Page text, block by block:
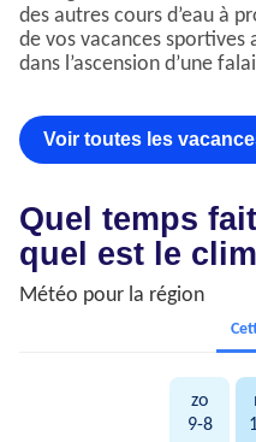
des autres cours d’eau à
de vos vacances sportives
dans l’ascension d’une
Voir toutes les
Quel temps
quel est le
Météo pour la région
zo
9-8